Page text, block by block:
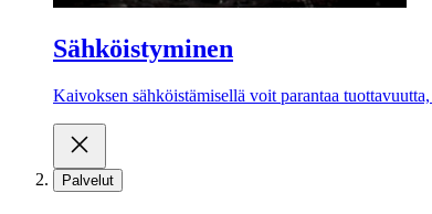
Sähköistyminen
Kaivoksen sähköistämisellä voit parantaa
Palvelut